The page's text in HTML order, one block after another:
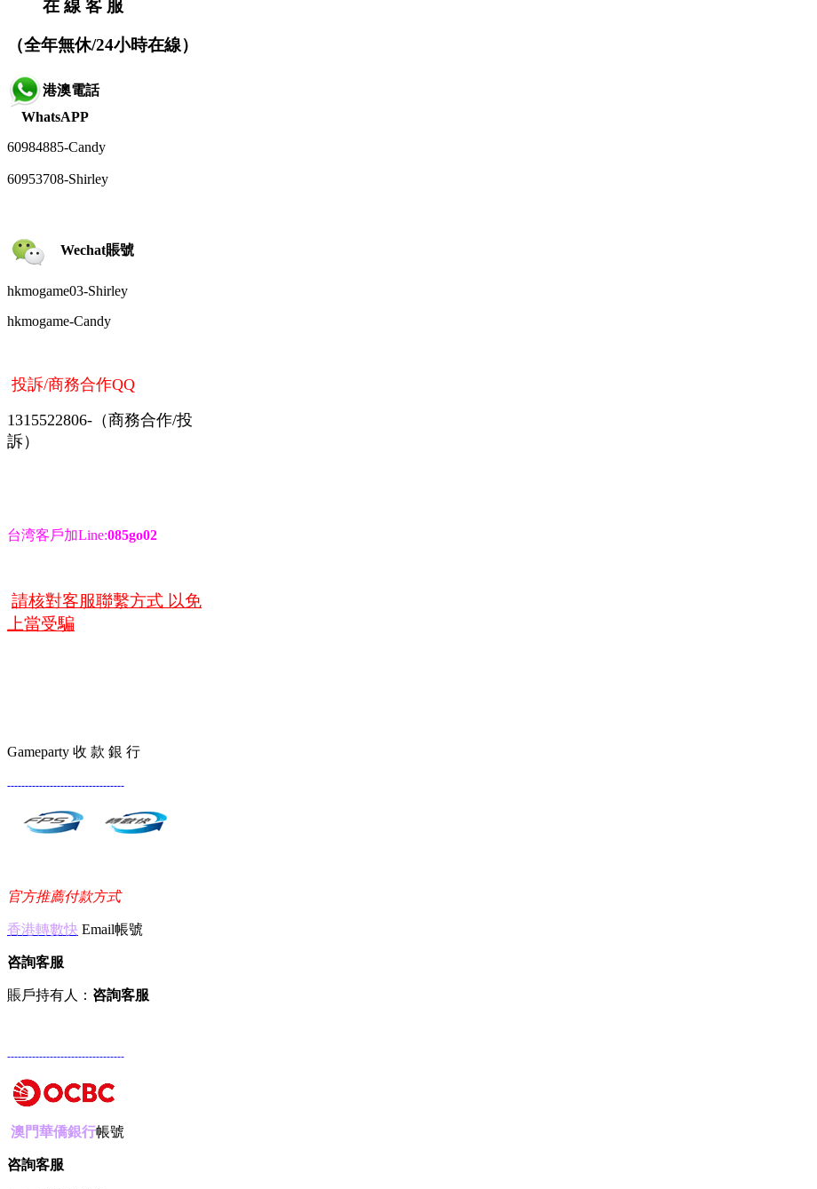
在 線 客 服
（全年無休/24小時在線）
港澳電話
WhatsAPP
60984885-Candy
60953708-Shirley
Wechat賬號
hkmogame03-Shirley
hkmogame-Candy
投訴/商務合作QQ
1315522806-（商務合作/投
訴）
台湾客戶加Line:085go02
請核對客服聯繫方式 以免
上當受騙
Gameparty 收 款 銀 行
---------------------------------
官方推薦付款方式
香港轉數快 Email帳號
咨詢客服
賬戶持有人： 咨詢客服
---------------------------------
澳門華僑銀行帳號
咨詢客服